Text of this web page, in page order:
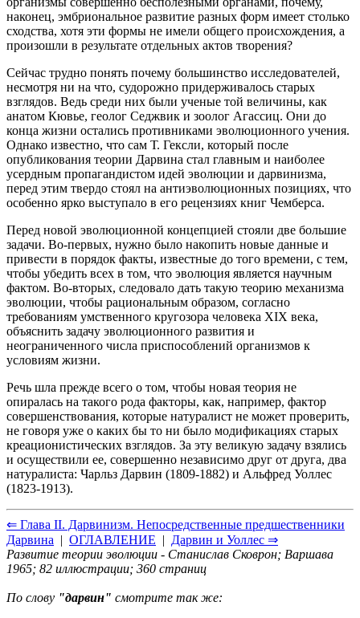
наконец, эмбриональное развитие разных форм имеет столько
сходства, хотя эти формы не имели общего происхождения, а
произошли в результате отдельных актов творения?
Сейчас трудно понять почему большинство исследователей,
несмотря ни на что, судорожно придерживалось старых
взглядов. Ведь среди них были ученые той величины, как
анатом Кювье, геолог Седжвик и зоолог Агассиц. Они до
конца жизни остались противниками эволюционного учения.
Однако известно, что сам Т. Гексли, который после
опубликования теории Дарвина стал главным и наиболее
усердным пропагандистом идей эволюции и дарвинизма,
перед этим твердо стоял на антиэволюционных позициях, что
особенно ярко выступало в его рецензиях книг Чемберса.
Перед новой эволюционной концепцией стояли две большие
задачи. Во-первых, нужно было накопить новые данные и
привести в порядок факты, известные до того времени, с тем,
чтобы убедить всех в том, что эволюция является научным
фактом. Во-вторых, следовало дать такую теорию механизма
эволюции, чтобы рациональным образом, согласно
требованиям умственного кругозора человека XIX века,
объяснить задачу эволюционного развития и
неограниченного числа приспособлений организмов к
условиям жизни.
Речь шла прежде всего о том, чтобы новая теория не
опиралась на такого рода факторы, как, например, фактор
совершенствования, которые натуралист не может проверить,
не говоря уже о каких бы то ни было модификациях старых
креационистических взглядов. За эту великую задачу взялись
и осуществили ее, совершенно независимо друг от друга, два
натуралиста: Чарльз Дарвин (1809-1882) и Альфред Уоллес
(1823-1913).
⇐ Глава II. Дарвинизм. Непосредственные предшественники
Дарвина | ОГЛАВЛЕНИЕ | Дарвин и Уоллес ⇒
Развитие теории эволюции - Станислав Сковрон; Варшава
1965; 82 иллюстрации; 360 страниц
По слову "дарвин" смотрите так же: